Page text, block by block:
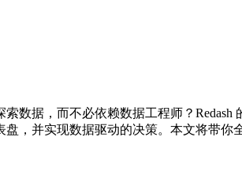
数据，而不必依赖数据工程师？Redash
，并实现数据驱动的决策。本文将带你